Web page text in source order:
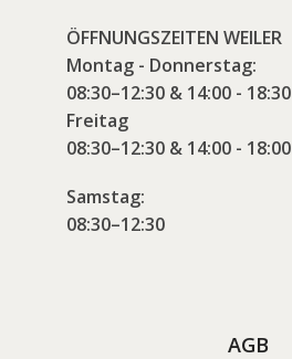
ÖFFNUNGSZEITEN WEILER
Montag - Donnerstag:
08:30–12:30 & 14:00 - 18:30
Freitag
08:30–12:30 & 14:00 - 18:00
Samstag:
08:30–12:30
AGB